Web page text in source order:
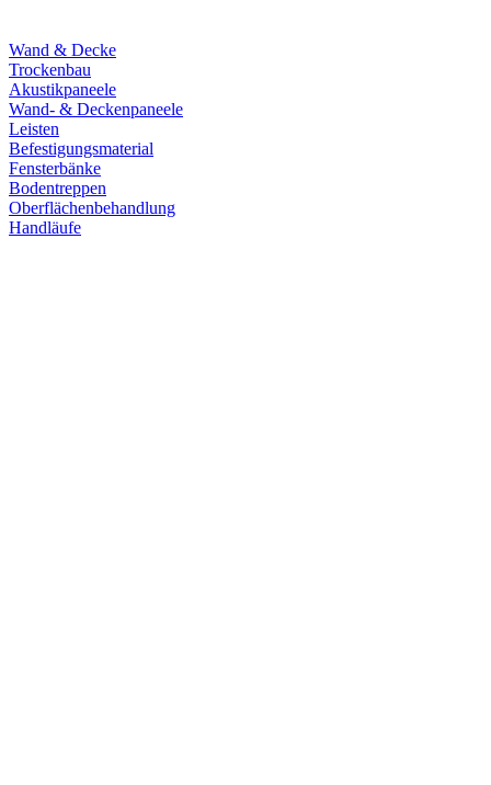
Wand & Decke
Trockenbau
Akustikpaneele
Wand- & Deckenpaneele
Leisten
Befestigungsmaterial
Fensterbänke
Bodentreppen
Oberflächenbehandlung
Handläufe